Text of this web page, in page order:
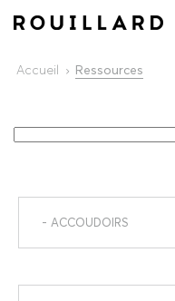
Accueil Ressources
- ACCOUDOIRS